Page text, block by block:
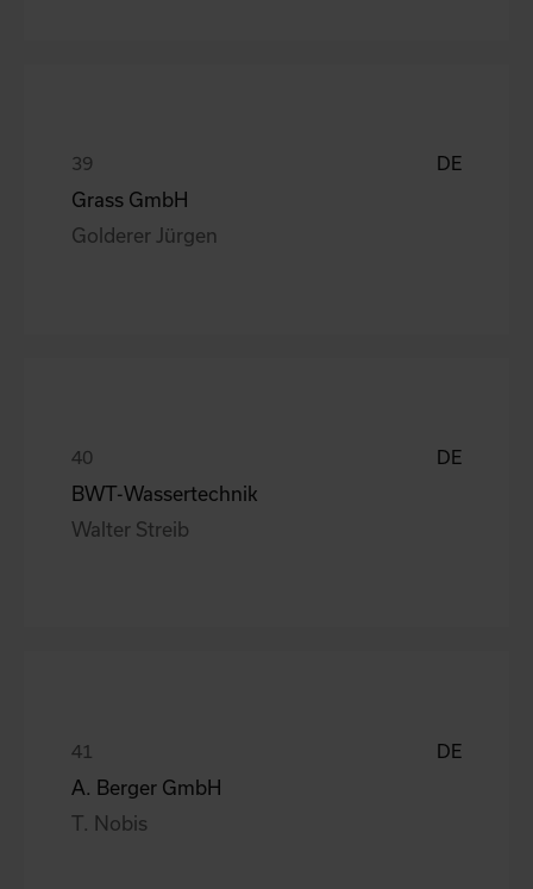
DE
Grass GmbH
Golderer Jürgen
DE
BWT-Wassertechnik
Walter Streib
DE
A. Berger GmbH
T. Nobis